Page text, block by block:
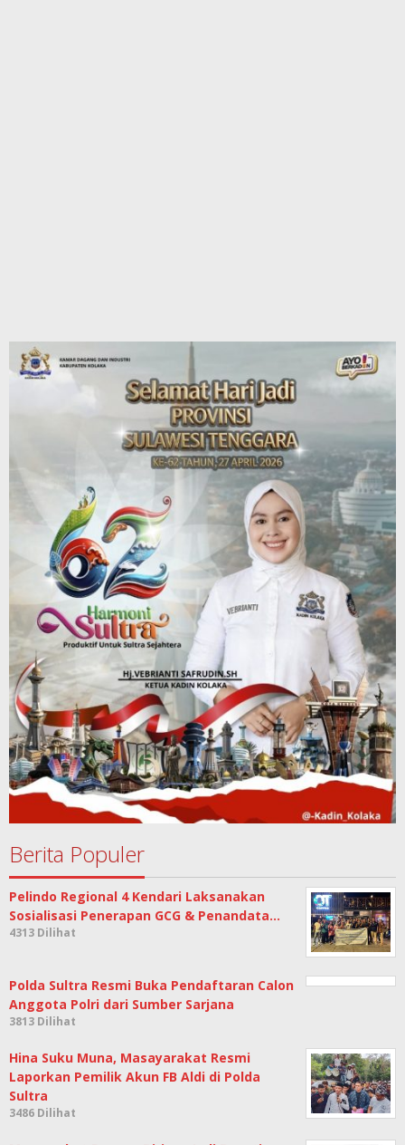
Berita Populer
Pelindo Regional 4 Kendari Laksanakan
Sosialisasi Penerapan GCG & Penandata…
4313 Dilihat
Polda Sultra Resmi Buka Pendaftaran Calon
Anggota Polri dari Sumber Sarjana
3813 Dilihat
Hina Suku Muna, Masayarakat Resmi
Laporkan Pemilik Akun FB Aldi di Polda
Sultra
3486 Dilihat